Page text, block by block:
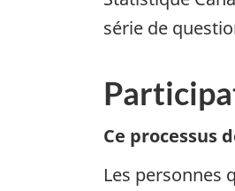
série de
Ce processus
Les personnes